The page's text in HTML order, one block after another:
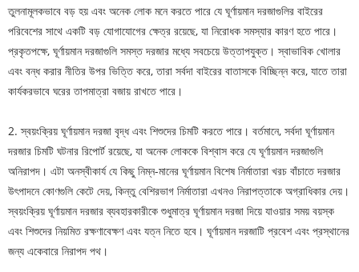
তুলনামূলকভাবে বড় হয় এবং অনেক লোক মনে করতে পারে যে ঘূর্ণায়মান দরজাগুলির বাইরের
পরিবেশের সাথে একটি বড় যোগাযোগের ক্ষেত্র রয়েছে, যা নিরোধক সমস্যার কারণ হতে পারে।
প্রকৃতপক্ষে, ঘূর্ণায়মান দরজাগুলি সমস্ত দরজার মধ্যে সবচেয়ে উত্তাপযুক্ত। স্বাভাবিক খোলার
এবং বন্ধ করার নীতির উপর ভিত্তি করে, তারা সর্বদা বাইরের বাতাসকে বিচ্ছিন্ন করে, যাতে তারা
কার্যকরভাবে ঘরের তাপমাত্রা বজায় রাখতে পারে।
2. স্বয়ংক্রিয় ঘূর্ণায়মান দরজা বৃদ্ধ এবং শিশুদের চিমটি করতে পারে। বর্তমানে, সর্বদা ঘূর্ণায়মান
দরজার চিমটি ঘটনার রিপোর্ট রয়েছে, যা অনেক লোককে বিশ্বাস করে যে ঘূর্ণায়মান দরজাগুলি
অনিরাপদ। এটা অনস্বীকার্য যে কিছু নিম্ন-মানের ঘূর্ণায়মান বিশেষ নির্মাতারা খরচ বাঁচাতে দরজার
উৎপাদনে কোণগুলি কেটে দেয়, কিন্তু বেশিরভাগ নির্মাতারা এখনও নিরাপত্তাকে অগ্রাধিকার দেয়।
স্বয়ংক্রিয় ঘূর্ণায়মান দরজার ব্যবহারকারীকে শুধুমাত্র ঘূর্ণায়মান দরজা দিয়ে যাওয়ার সময় বয়স্ক
এবং শিশুদের নিয়মিত রক্ষণাবেক্ষণ এবং যত্ন নিতে হবে। ঘূর্ণায়মান দরজাটি প্রবেশ এবং প্রস্থানের
জন্য একেবারে নিরাপদ পথ।